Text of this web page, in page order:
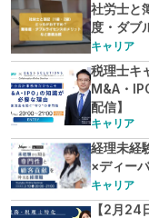
社労士と
度・ダブ
キャリア
税理士キ
M&A・
配信】
キャリア
経理未経
×ディー
キャリア
【2月